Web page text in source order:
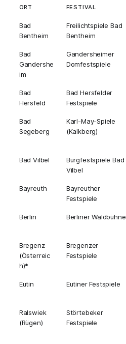
ORT FESTIVAL
Bad
Bentheim
Freilichtspiele Bad
Bentheim
Bad
Gandershe
im
Gandersheimer
Domfestspiele
Bad
Hersfeld
Bad Hersfelder
Festspiele
Bad
Segeberg
Karl-May-Spiele
(Kalkberg)
Bad Vilbel
Burgfestspiele Bad
Vilbel
Bayreuth
Bayreuther
Festspiele
Berlin Berliner Waldbühne
Bregenz
(Österreic
h)*
Bregenzer
Festspiele
Eutin Eutiner Festspiele
Ralswiek
(Rügen)
Störtebeker
Festspiele